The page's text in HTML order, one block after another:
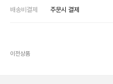
배송비결제 주문시 결제
이전상품